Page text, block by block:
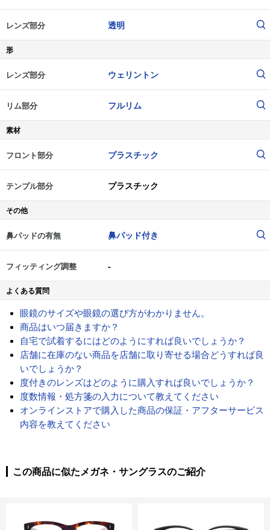
レンズ部分 透明
形
レンズ部分 ウェリントン
リム部分 フルリム
素材
フロント部分 プラスチック
テンプル部分 プラスチック
その他
鼻パッドの有無 鼻パッド付き
フィッティング調整 -
よくある質問
眼鏡のサイズや眼鏡の選び方がわかりません。
商品はいつ届きますか？
自宅で試着するにはどのようにすれば良いでしょうか？
店舗に在庫のない商品を店舗に取り寄せる場合どうすれば良
いでしょうか？
度付きのレンズはどのように購入すれば良いでしょうか？
度数情報・処方箋の入力について教えてください
オンラインストアで購入した商品の保証・アフターサービス
内容を教えてください
この商品に似たメガネ・サングラスのご紹介